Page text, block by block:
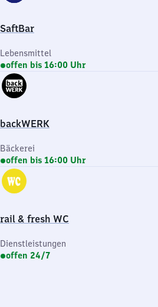
SaftBar
Lebensmittel
offen bis 16:00 Uhr
backWERK
Bäckerei
offen bis 16:00 Uhr
rail & fresh WC
Dienstleistungen
offen 24/7